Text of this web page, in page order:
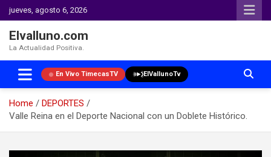
jueves, agosto 6, 2026
Elvalluno.com
La Actualidad Positiva.
En Vivo TimecasTV ElVallunoTv
Home
DEPORTES
Valle Reina en el Deporte Nacional con un Doblete Histórico.